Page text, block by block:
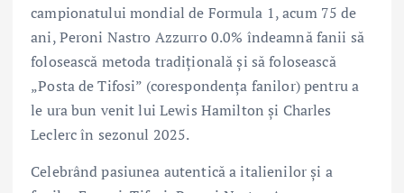
campionatului mondial de Formula 1, acum 75 de
ani, Peroni Nastro Azzurro 0.0% îndeamnă fanii să
folosească metoda tradițională și să folosească
„Posta de Tifosi” (corespondența fanilor) pentru a
le ura bun venit lui Lewis Hamilton și Charles
Leclerc în sezonul 2025.
Celebrând pasiunea autentică a italienilor și a